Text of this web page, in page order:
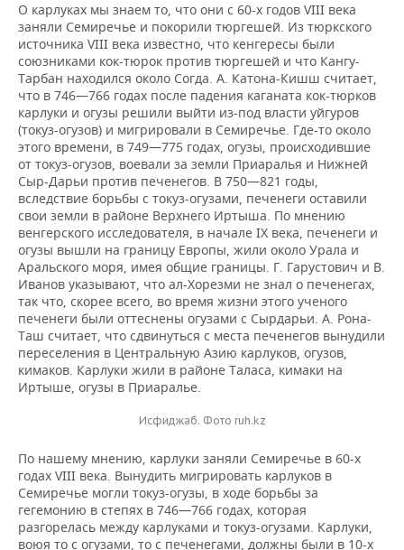
О карлуках мы знаем то, что они с 60-х годов VIII века
заняли Семиречье и покорили тюргешей. Из тюркского
источника VIII века известно, что кенгересы были
союзниками кок-тюрок против тюргешей и что Кангу-
Тарбан находился около Согда. А. Катона-Кишш считает,
что в 746—766 годах после падения каганата кок-тюрков
карлуки и огузы решили выйти из-под власти уйгуров
(токуз-огузов) и мигрировали в Семиречье. Где-то около
этого времени, в 749—775 годах, огузы, происходившие
от токуз-огузов, воевали за земли Приаралья и Нижней
Сыр-Дарьи против печенегов. В 750—821 годы,
вследствие борьбы с токуз-огузами, печенеги оставили
свои земли в районе Верхнего Иртыша. По мнению
венгерского исследователя, в начале IX века, печенеги и
огузы вышли на границу Европы, жили около Урала и
Аральского моря, имея общие границы. Г. Гарустович и В.
Иванов указывают, что ал-Хорезми не знал о печенегах,
так что, скорее всего, во время жизни этого ученого
печенеги были оттеснены огузами с Сырдарьи. А. Рона-
Таш считает, что сдвинуться с места печенегов вынудили
переселения в Центральную Азию карлуков, огузов,
кимаков. Карлуки жили в районе Таласа, кимаки на
Иртыше, огузы в Приаралье.
Исфиджаб. Фото ruh.kz
По нашему мнению, карлуки заняли Семиречье в 60-х
годах VIII века. Вынудить мигрировать карлуков в
Семиречье могли токуз-огузы, в ходе борьбы за
гегемонию в степях в 746—766 годах, которая
разгорелась между карлуками и токуз-огузами. Карлуки,
воюя то с огузами, то с печенегами, должны были в 10-х